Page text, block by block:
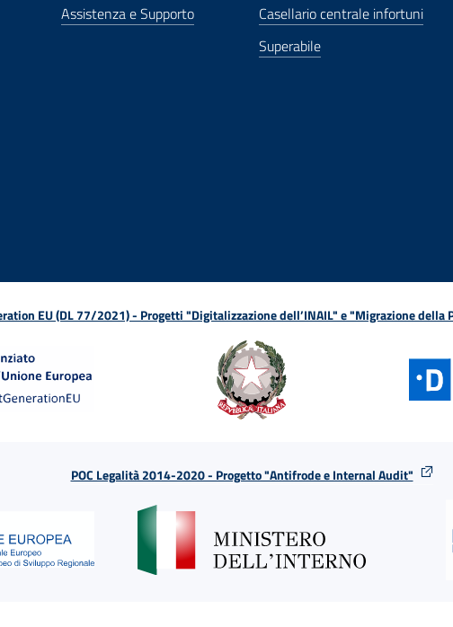
Assistenza e Supporto
Casellario centrale infortuni
Superabile
EU (DL 77/2021) - Progetti "Digitalizzazione dell’INAIL" e "Migrazione della
POC Legalità 2014-2020 - Progetto "Antifrode e Internal Audit"